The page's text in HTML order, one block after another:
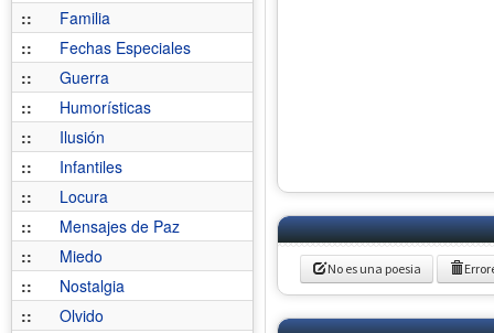
::
Familia
::
Fechas Especiales
::
Guerra
::
Humorísticas
::
Ilusión
::
Infantiles
::
Locura
::
Mensajes de Paz
::
Miedo
::
Nostalgia
::
Olvido
No es una poesia